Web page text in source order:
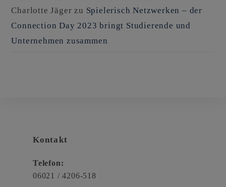
Charlotte Jäger zu Spielerisch Netzwerken – der
Connection Day 2023 bringt Studierende und
Unternehmen zusammen
Kontakt
Telefon:
06021 / 4206-518